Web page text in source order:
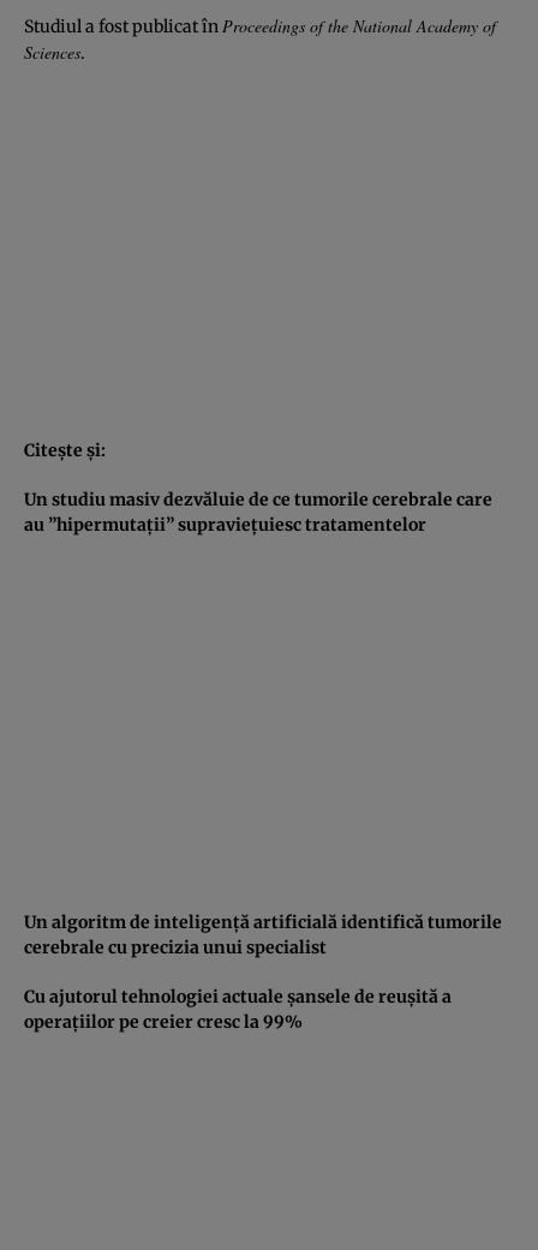
Studiul a fost publicat în Proceedings of the National Academy of
Sciences.
Citeşte şi:
Un studiu masiv dezvăluie de ce tumorile cerebrale care
au ”hipermutaţii” supravieţuiesc tratamentelor
Un algoritm de inteligenţă artificială identifică tumorile
cerebrale cu precizia unui specialist
Cu ajutorul tehnologiei actuale şansele de reuşită a
operaţiilor pe creier cresc la 99%